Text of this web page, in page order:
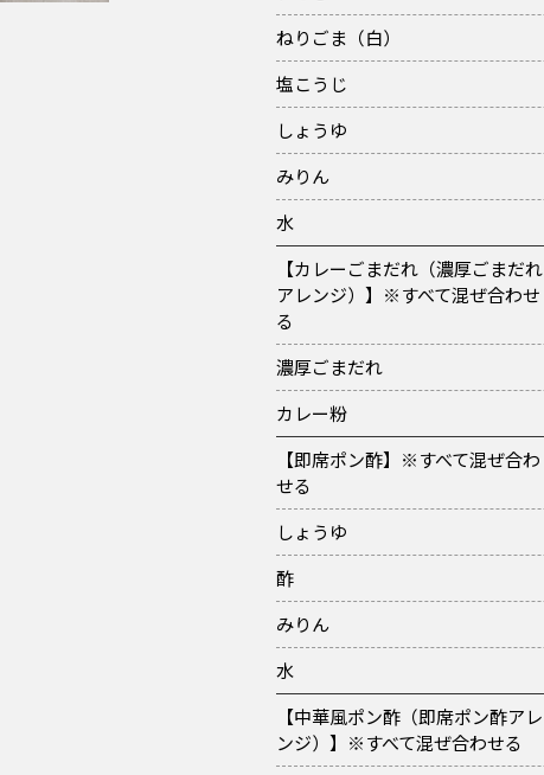
ねりごま（白）
塩こうじ
しょうゆ
みりん
水
【カレーごまだれ（濃厚ごまだれ
アレンジ）】※すべて混ぜ合わせ
る
濃厚ごまだれ
カレー粉
【即席ポン酢】※すべて混ぜ合わ
せる
しょうゆ
酢
みりん
水
【中華風ポン酢（即席ポン酢アレ
ンジ）】※すべて混ぜ合わせる